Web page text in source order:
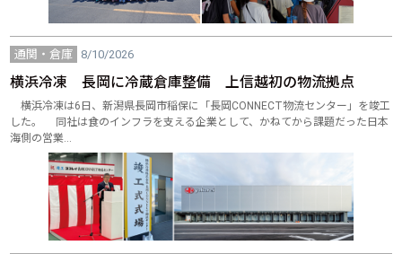
通関・倉庫 8/10/2026
横浜冷凍 長岡に冷蔵倉庫整備 上信越初の物流拠点
横浜冷凍は6日、新潟県長岡市稲保に「長岡CONNECT物流センター」を竣工
した。 同社は食のインフラを支える企業として、かねてから課題だった日本
海側の営業…